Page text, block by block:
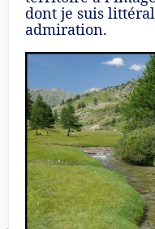
dont je suis
admiration.